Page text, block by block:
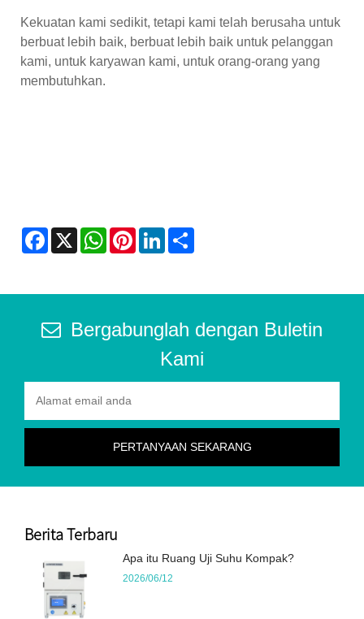
Kekuatan kami sedikit, tetapi kami telah berusaha untuk
berbuat lebih baik, berbuat lebih baik untuk pelanggan
kami, untuk karyawan kami, untuk orang-orang yang
membutuhkan.
Facebook
X WhatsAppPinterestLinkedIn
Bergabunglah dengan Buletin
Kami
Berita Terbaru
Apa itu Ruang Uji Suhu Kompak?
2026/06/12